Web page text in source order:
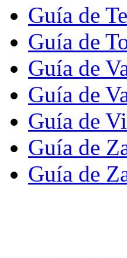
Guía de
Guía de
Guía de
Guía de
Guía de
Guía de
Guía de